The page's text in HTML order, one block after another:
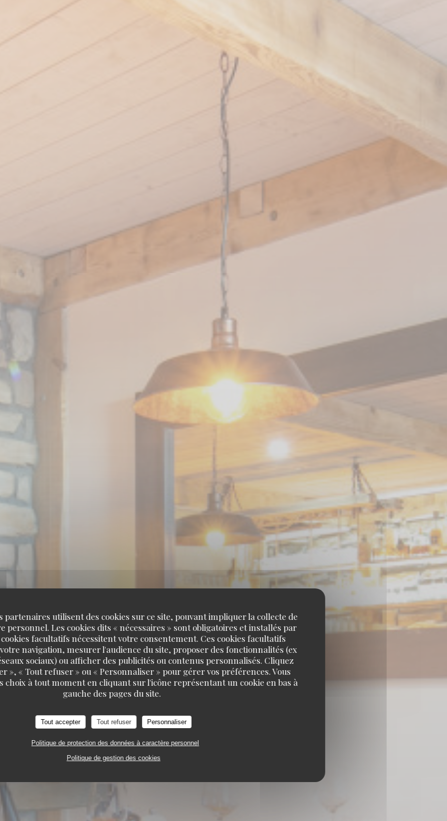
partenaires utilisent des cookies sur ce site, pouvant impliquer la collecte de
personnel. Les cookies dits « nécessaires » sont obligatoires et installés par
facultatifs nécessitent votre consentement. Ces cookies facultatifs
navigation, mesurer l'audience du site, proposer des fonctionnalités (ex
sociaux) ou afficher des publicités ou contenus personnalisés. Cliquez
», « Tout refuser » ou « Personnaliser » pour gérer vos préférences. Vous
choix à tout moment en cliquant sur l'icône représentant un cookie en bas à
gauche des pages du site.
Tout accepter Tout refuser Personnaliser
Politique de protection des données à caractère personnel
Politique de gestion des cookies
MONTAGNARD
RESTAURANT TRADITIONNEL
AV. DES JEUX - GALERIE DE L'OURS BLANC 38750 HUEZ
AU MONTAGNARD